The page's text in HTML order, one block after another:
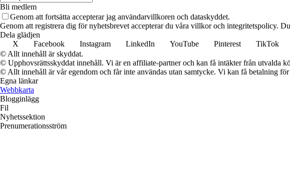
Bli medlem
Genom att fortsätta accepterar jag användarvillkoren och dataskyddet.
Genom att registrera dig för nyhetsbrevet accepterar du våra villkor och integritetspolicy.
Dela glädjen
X
Facebook Instagram LinkedIn YouTube Pinterest TikTok
© Allt innehåll är skyddat.
© Upphovsrättsskyddat innehåll. Vi är en affiliate-partner och kan få intäkter från utvalda
© Allt innehåll är vår egendom och får inte användas utan samtycke. Vi kan få betalning
Egna länkar
Webbkarta
Blogginlägg
Fil
Nyhetssektion
Prenumerationsström